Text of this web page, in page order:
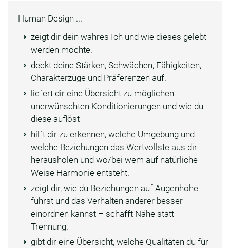
Human Design ...
zeigt dir dein wahres Ich und wie dieses gelebt
werden möchte.
deckt deine Stärken, Schwächen, Fähigkeiten,
Charakterzüge und Präferenzen auf.
liefert dir eine Übersicht zu möglichen
unerwünschten Konditionierungen und wie du
diese auflöst
hilft dir zu erkennen, welche Umgebung und
welche Beziehungen das Wertvollste aus dir
herausholen und wo/bei wem auf natürliche
Weise Harmonie entsteht.
zeigt dir, wie du Beziehungen auf Augenhöhe
führst und das Verhalten anderer besser
einordnen kannst – schafft Nähe statt
Trennung.
gibt dir eine Übersicht, welche Qualitäten du für